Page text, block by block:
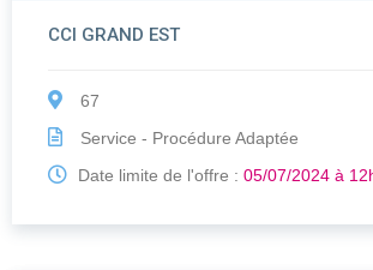
CCI GRAND EST
67
Service - Procédure Adaptée
Date limite de l'offre : 05/07/2024 à